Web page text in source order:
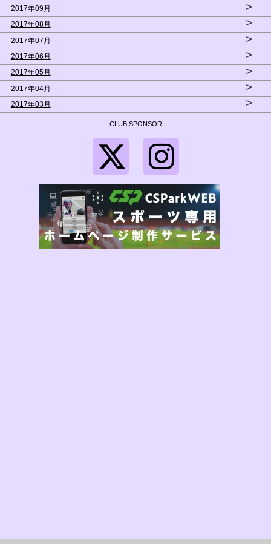
2017年09月 >
2017年08月 >
2017年07月 >
2017年06月 >
2017年05月 >
2017年04月 >
2017年03月 >
CLUB SPONSOR